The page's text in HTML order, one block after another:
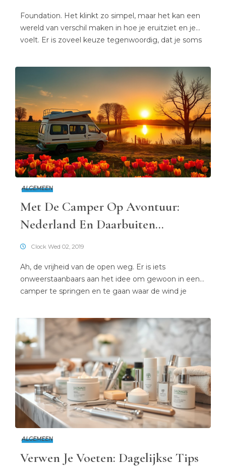
Foundation. Het klinkt zo simpel, maar het kan een
wereld van verschil maken in hoe je eruitziet en je
voelt. Er is zoveel keuze tegenwoordig, dat je soms
foundation te kiezen? Nou, stel je voor dat je […]
ALGEMEEN
Met De Camper Op Avontuur:
Nederland En Daarbuiten
Verkennen
Clock Wed 02, 2019
Ah, de vrijheid van de open weg. Er is iets
onweerstaanbaars aan het idee om gewoon in een
camper te springen en te gaan waar de wind je
checken. Het is gewoon jij, je vertrouwde camper en
het […]
ALGEMEEN
Verwen Je Voeten: Dagelijkse Tips